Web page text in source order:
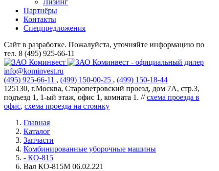
Лизинг
Партнёры
Контакты
Спецпредложения
Сайт в разработке. Пожалуйста, уточняйте информацию по
тел. 8 (495) 925-66-11
info@kominvest.ru
(495) 925-66-11 , (499) 150-00-25 , (499) 150-18-44
125130, г.Москва, Старопетровский проезд, дом 7А, стр.3,
подъезд 1, 1-ый этаж, офис 1, комната 1. //схема проезда в
офис, схема проезда на стоянку
Главная
Каталог
Запчасти
Комбинированные уборочные машины
- КО-815
Вал КО-815М 06.02.221